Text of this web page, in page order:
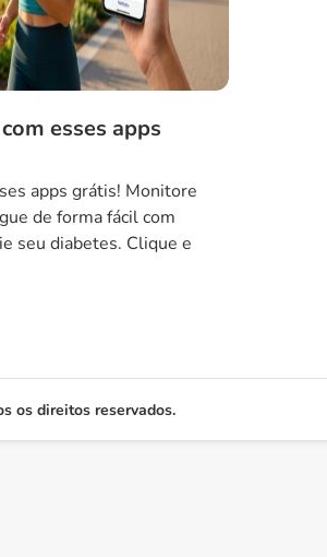
esses apps
apps grátis! Monitore
de forma fácil com
seu diabetes. Clique e
os direitos reservados.